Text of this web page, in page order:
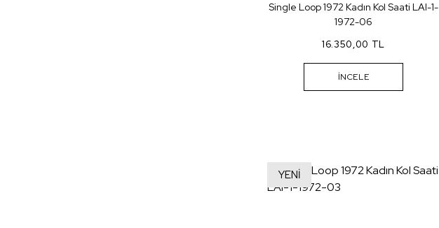
Single Loop 1972 Kadın Kol Saati LAI-1-
1972-06
16.350,00 TL
İNCELE
YENİ